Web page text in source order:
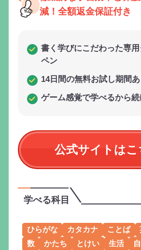
減！全額返金保証付き
書く学びにこだわった専
ペン
14日間の無料お試し期間あ
ゲーム感覚で学べるから
公式サイトはこ
学べる科目
ひらがな カタカナ ことば
数
かたち とけい 生活